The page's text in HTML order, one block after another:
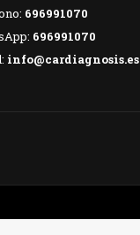
696991070
696991070
info@cardiagnosis.es